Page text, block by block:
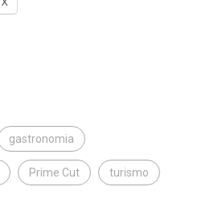
gastronomia
Prime Cut turismo